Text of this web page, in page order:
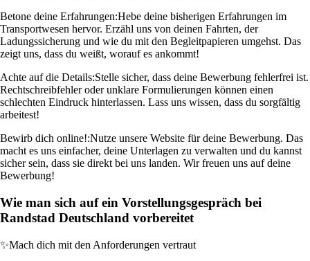
Betone deine Erfahrungen:Hebe deine bisherigen Erfahrungen im
Transportwesen hervor. Erzähl uns von deinen Fahrten, der
Ladungssicherung und wie du mit den Begleitpapieren umgehst. Das
zeigt uns, dass du weißt, worauf es ankommt!
Achte auf die Details:Stelle sicher, dass deine Bewerbung fehlerfrei ist.
Rechtschreibfehler oder unklare Formulierungen können einen
schlechten Eindruck hinterlassen. Lass uns wissen, dass du sorgfältig
arbeitest!
Bewirb dich online!:Nutze unsere Website für deine Bewerbung. Das
macht es uns einfacher, deine Unterlagen zu verwalten und du kannst
sicher sein, dass sie direkt bei uns landen. Wir freuen uns auf deine
Bewerbung!
Wie man sich auf ein Vorstellungsgespräch bei
Randstad Deutschland vorbereitet
✨Mach dich mit den Anforderungen vertraut